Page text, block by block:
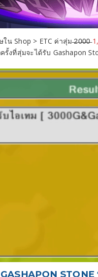
ใน Shop > ETC ค่าสุ่ม ̶2̶0̶0̶0̶
งที่สุ่มจะได้รับ Gashapon